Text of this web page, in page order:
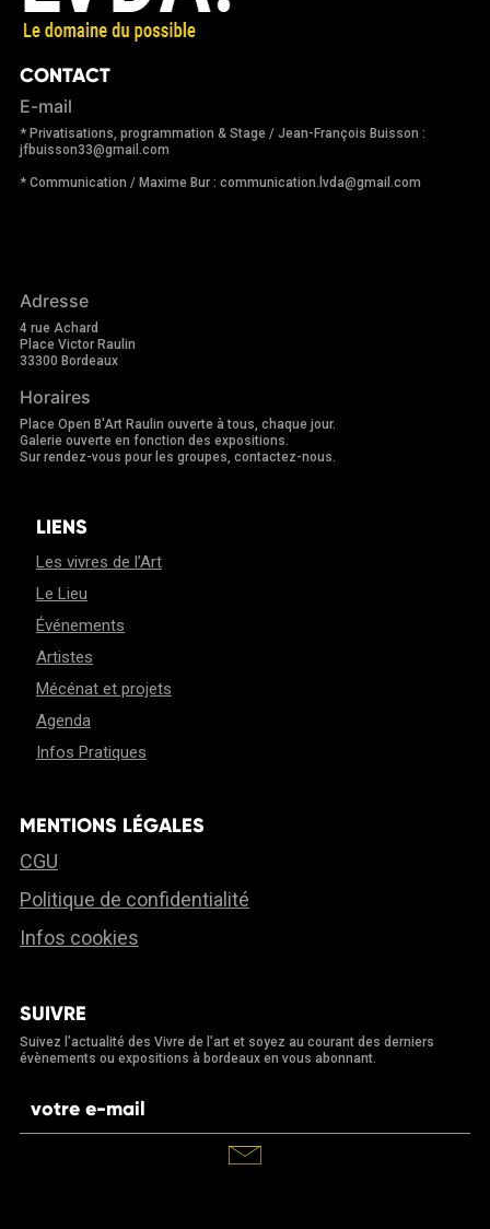
CONTACT
E-mail
* Privatisations, programmation & Stage / Jean-François Buisson :
jfbuisson33@gmail.com
* Communication / Maxime Bur : communication.lvda@gmail.com
Adresse
4 rue Achard
Place Victor Raulin
33300 Bordeaux
Horaires
Place Open B'Art Raulin ouverte à tous, chaque jour.
Galerie ouverte en fonction des expositions.
Sur rendez-vous pour les groupes, contactez-nous.
LIENS
Les vivres de l’Art
Le Lieu
Événements
Artistes
Mécénat et projets
Agenda
Infos Pratiques
MENTIONS LÉGALES
CGU
Politique de confidentialité
Infos cookies
SUIVRE
Suivez l’actualité des Vivre de l’art et soyez au courant des derniers
évènements ou expositions à bordeaux en vous abonnant.